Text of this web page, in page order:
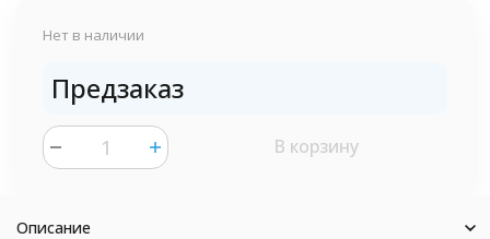
Нет в наличии
Предзаказ
В корзину
Описание